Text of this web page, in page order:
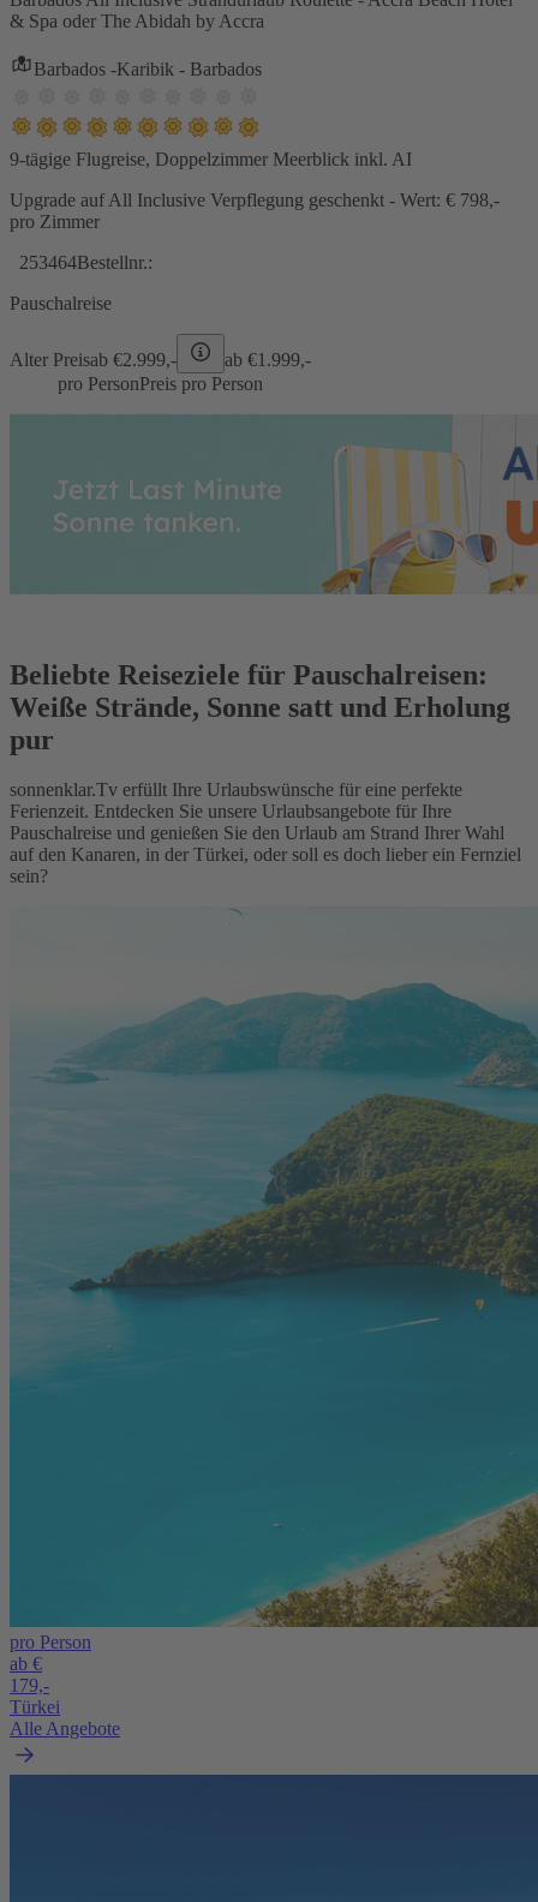
& Spa oder The Abidah by Accra
Barbados -Karibik - Barbados
9-tägige Flugreise, Doppelzimmer Meerblick inkl. AI
Upgrade auf All Inclusive Verpflegung geschenkt - Wert: € 798,-
pro Zimmer
253464Bestellnr.:
Pauschalreise
Alter Preisab €2.999,- ab €1.999,-
pro PersonPreis pro Person
Beliebte Reiseziele für Pauschalreisen:
Weiße Strände, Sonne satt und Erholung
pur
sonnenklar.Tv erfüllt Ihre Urlaubswünsche für eine perfekte
Ferienzeit. Entdecken Sie unsere Urlaubsangebote für Ihre
Pauschalreise und genießen Sie den Urlaub am Strand Ihrer Wahl
auf den Kanaren, in der Türkei, oder soll es doch lieber ein Fernziel
sein?
pro Person
ab €
179,-
Türkei
Alle Angebote